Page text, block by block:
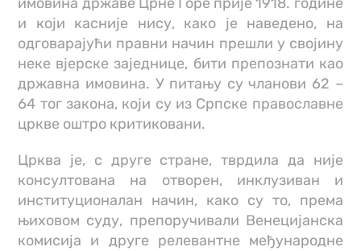
и који касније нису, како је наведено, на
одговарајући правни начин прешли у својину
неке вјерске заједнице, бити препознати као
државна имовина. У питању су чланови 62 –
64 тог закона, који су из Српске православне
цркве оштро критиковани.
Црква је, с друге стране, тврдила да није
консултована на отворен, инклузиван и
институционалан начин, како су то, према
њиховом суду, препоручивали Венецијанска
комисија и друге релевантне међународне